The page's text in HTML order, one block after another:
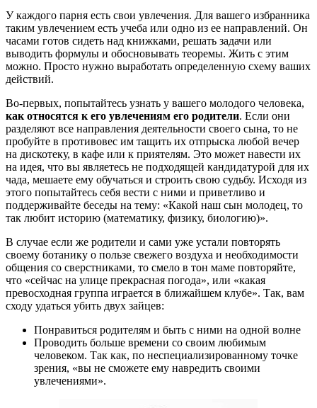
У каждого парня есть свои увлечения. Для вашего избранника
таким увлечением есть учеба или одно из ее направлений. Он
часами готов сидеть над книжками, решать задачи или
выводить формулы и обосновывать теоремы. Жить с этим
можно. Просто нужно выработать определенную схему ваших
действий.
Во-первых, попытайтесь узнать у вашего молодого человека,
как относятся к его увлечениям его родители. Если они
разделяют все направления деятельности своего сына, то не
пробуйте в противовес им тащить их отпрыска любой вечер
на дискотеку, в кафе или к приятелям. Это может навести их
на идея, что вы являетесь не подходящей кандидатурой для их
чада, мешаете ему обучаться и строить свою судьбу. Исходя из
этого попытайтесь себя вести с ними и приветливо и
поддерживайте беседы на тему: «Какой наш сын молодец, то
так любит историю (математику, физику, биологию)».
В случае если же родители и сами уже устали повторять
своему ботанику о пользе свежего воздуха и необходимости
общения со сверстниками, то смело в тон маме повторяйте,
что «сейчас на улице прекрасная погода», или «какая
превосходная группа играется в ближайшем клубе». Так, вам
сходу удаться убить двух зайцев:
Понравиться родителям и быть с ними на одной волне
Проводить больше времени со своим любимым
человеком. Так как, по неспециализированному точке
зрения, «вы не сможете ему навредить своими
увлечениями».